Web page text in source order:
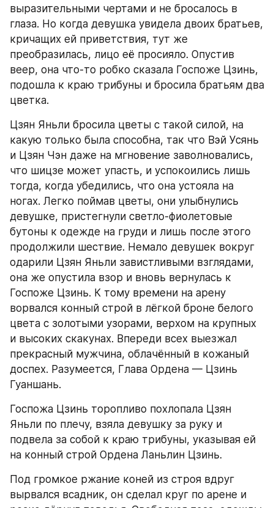
выразительными чертами и не бросалось в
глаза. Но когда девушка увидела двоих братьев,
кричащих ей приветствия, тут же
преобразилась, лицо её просияло. Опустив
веер, она что-то робко сказала Госпоже Цзинь,
подошла к краю трибуны и бросила братьям два
цветка.
Цзян Яньли бросила цветы с такой силой, на
какую только была способна, так что Вэй Усянь
и Цзян Чэн даже на мгновение заволновались,
что шицзе может упасть, и успокоились лишь
тогда, когда убедились, что она устояла на
ногах. Легко поймав цветы, они улыбнулись
девушке, пристегнули светло-фиолетовые
бутоны к одежде на груди и лишь после этого
продолжили шествие. Немало девушек вокруг
одарили Цзян Яньли завистливыми взглядами,
она же опустила взор и вновь вернулась к
Госпоже Цзинь. К тому времени на арену
ворвался конный строй в лёгкой броне белого
цвета с золотыми узорами, верхом на крупных
и высоких скакунах. Впереди всех выезжал
прекрасный мужчина, облачённый в кожаный
доспех. Разумеется, Глава Ордена — Цзинь
Гуаншань.
Госпожа Цзинь торопливо похлопала Цзян
Яньли по плечу, взяла девушку за руку и
подвела за собой к краю трибуны, указывая ей
на конный строй Ордена Ланьлин Цзинь.
Под громкое ржание коней из строя вдруг
вырвался всадник, он сделал круг по арене и